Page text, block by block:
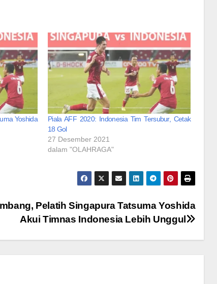
Yoshida
Piala AFF 2020: Indonesia Tim Tersubur, Cetak
18 Gol
27 Desember 2021
dalam "OLAHRAGA"
Pelatih Singapura Tatsuma Yoshida
Akui Timnas Indonesia Lebih Unggul